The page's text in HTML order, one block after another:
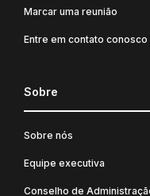
Marcar uma reunião
Entre em contato conosco
Sobre
Sobre nós
Equipe executiva
Conselho de